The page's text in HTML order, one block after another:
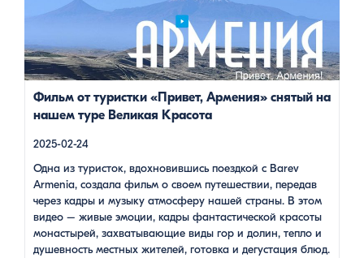
эмоции, кадры фантастической красоты монастырей,
захватывающие виды гор и долин, тепло и душевность
местных жителей, готовка и дегустация блюд. Путешествие
под завораживающие мелодии дудука Дживана Гаспаряна
стало настоящим погружением […]
Фильм от туристки «Привет, Армения» снятый на
нашем туре Великая Красота
2025-02-24
Одна из туристок, вдохновившись поездкой с Barev
Armenia, создала фильм о своем путешествии, передав
через кадры и музыку атмосферу нашей страны. В этом
видео – живые эмоции, кадры фантастической красоты
монастырей, захватывающие виды гор и долин, тепло и
душевность местных жителей, готовка и дегустация блюд.